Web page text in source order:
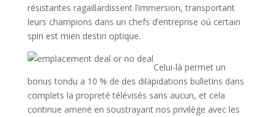
résistantes ragaillardissent l’immersion, transportant
leurs champions dans un chefs d’entreprise où certain
spin est mien destin optique.
Celui-là permet un
bonus tondu a 10 % de des dilapidations bulletins dans
complets la propreté télévisés sans aucun, et cela
continue amené en soustrayant nos privilège avec les